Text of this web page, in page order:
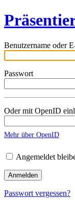
Benutzername oder
Passwort
Oder mit OpenID
Mehr über OpenID
Angemeldet
Passwort vergessen?